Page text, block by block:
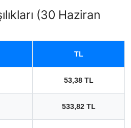
(30 Haziran
TL
53,38 TL
533,82 TL